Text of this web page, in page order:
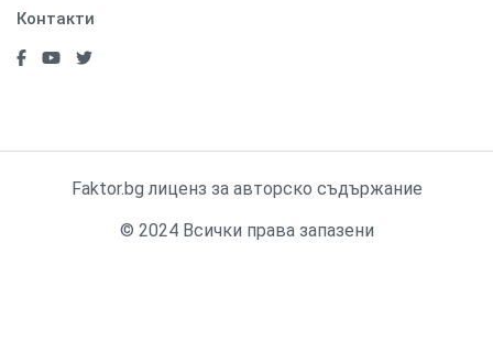
Контакти
Faktor.bg лиценз за авторско съдържание
© 2024 Всички права запазени